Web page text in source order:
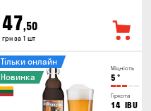
47,50
грн за 1 шт
Міцність
5 °
Гіркота
14 IBU
Тільки онлайн
Новинка